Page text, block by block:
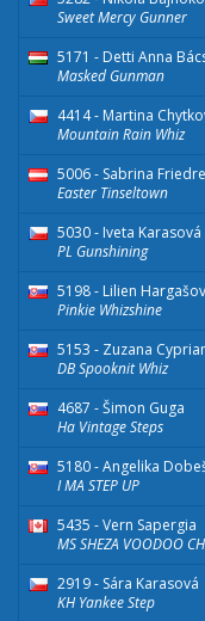
Sweet Mercy Gunner
5171 - Detti Anna
Masked Gunman
4414 - Martina
Mountain Rain Whiz
5006 - Sabrina
Easter Tinseltown
5030 - Iveta Karasová
PL Gunshining
5198 - Lilien
Pinkie Whizshine
5153 - Zuzana
DB Spooknit Whiz
4687 - Šimon Guga
Ha Vintage Steps
5180 - Angelika
I MA STEP UP
5435 - Vern Sapergia
MS SHEZA VOODOO
2919 - Sára Karasová
KH Yankee Step